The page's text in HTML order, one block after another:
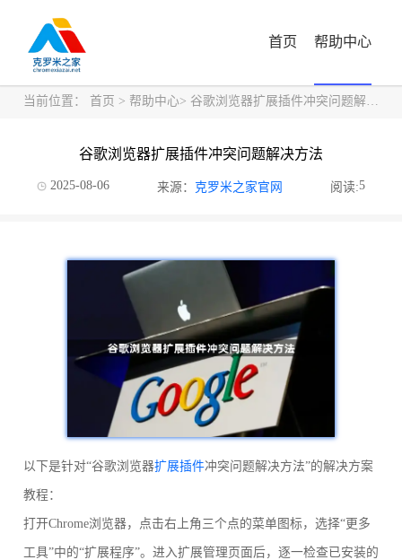
首页 帮助中心
当前位置： 首页 > 帮助中心> 谷歌浏览器扩展插件冲突问题解决方法
谷歌浏览器扩展插件冲突问题解决方法
2025-08-06 来源： 克罗米之家官网 阅读:5
以下是针对“谷歌浏览器扩展插件冲突问题解决方法”的解决方案
教程：
打开Chrome浏览器，点击右上角三个点的菜单图标，选择“更多
工具”中的“扩展程序”。进入扩展管理页面后，逐一检查已安装的